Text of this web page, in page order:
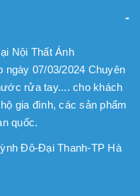
Nội Thất Ánh
ngày 07/03/2024 Chuyên
rửa tay.... cho khách
gia đình, các sản phẩm
quốc.
Đô-Đại Thanh-TP Hà